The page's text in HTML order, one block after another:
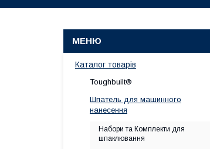
Каталог товарів
Toughbuilt®
Шпатель для машинного
нанесення
Набори та Комплекти для
шпаклювання